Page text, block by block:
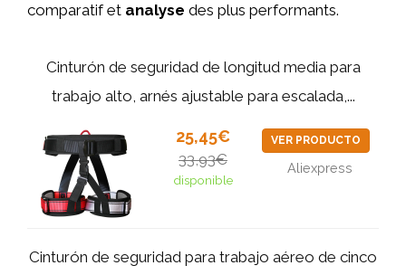
comparatif et analyse des plus performants.
Cinturón de seguridad de longitud media para
trabajo alto, arnés ajustable para escalada,...
25,45€
33,93€
disponible
VER PRODUCTO
Aliexpress
Cinturón de seguridad para trabajo aéreo de cinco